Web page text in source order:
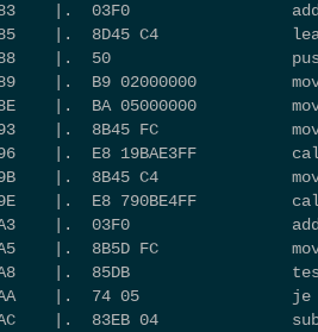
|.  03F0
|.  8D45 C4
|.  50
|.  B9 02000000
|.  BA 05000000
|.  8B45 FC
|.  E8 19BAE3FF
|.  8B45 C4
|.  E8 790BE4FF
|.  03F0
|.  8B5D FC
|.  85DB
|.  74 05
|.  83EB 04